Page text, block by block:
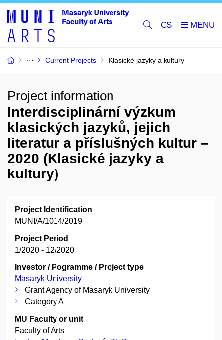
CS
Current Projects Klasické jazyky a kultury
Project information
Interdisciplinární výzkum
klasických jazyků, jejich
literatur a příslušných kultur –
2020 (Klasické jazyky a
kultury)
Project Identification
MUNI/A/1014/2019
Project Period
1/2020 - 12/2020
Investor / Pogramme / Project type
Masaryk University
Grant Agency of Masaryk University
Category A
MU Faculty or unit
Faculty of Arts